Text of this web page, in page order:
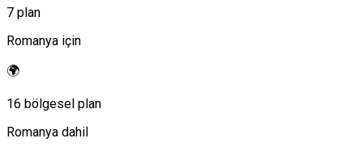
7 plan
Romanya için
🌍
16 bölgesel plan
Romanya dahil